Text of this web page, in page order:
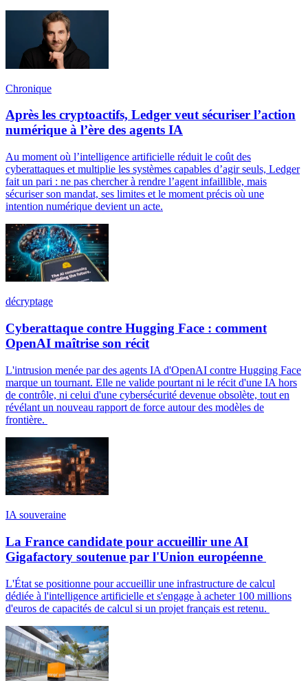
Chronique
Après les cryptoactifs, Ledger veut sécuriser l’action
numérique à l’ère des agents IA
Au moment où l’intelligence artificielle réduit le coût des
cyberattaques et multiplie les systèmes capables d’agir seuls, Ledger
fait un pari : ne pas chercher à rendre l’agent infaillible, mais
sécuriser son mandat, ses limites et le moment précis où une
intention numérique devient un acte.
décryptage
Cyberattaque contre Hugging Face : comment
OpenAI maîtrise son récit
L'intrusion menée par des agents IA d'OpenAI contre Hugging Face
marque un tournant. Elle ne valide pourtant ni le récit d'une IA hors
de contrôle, ni celui d'une cybersécurité devenue obsolète, tout en
révélant un nouveau rapport de force autour des modèles de
frontière.
IA souveraine
La France candidate pour accueillir une AI
Gigafactory soutenue par l'Union européenne
L'État se positionne pour accueillir une infrastructure de calcul
dédiée à l'intelligence artificielle et s'engage à acheter 100 millions
d'euros de capacités de calcul si un projet français est retenu.